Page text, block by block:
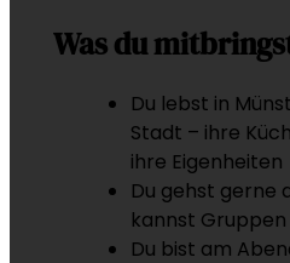
Was du
Du lebst in
Stadt – ihre
ihre Eigenheiten
Du gehst gerne
kannst
Du bist am